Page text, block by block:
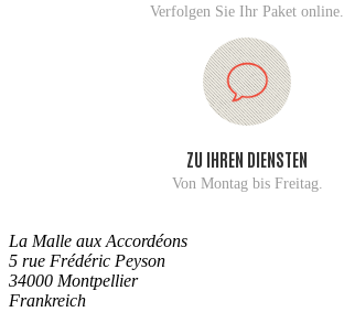
Verfolgen Sie Ihr Paket online.
ZU IHREN DIENSTEN
Von Montag bis Freitag.
La Malle aux Accordéons
5 rue Frédéric Peyson
34000 Montpellier
Frankreich